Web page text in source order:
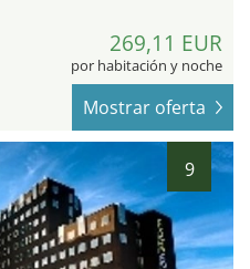
269,11 EUR
por habitación y noche
Mostrar oferta
9